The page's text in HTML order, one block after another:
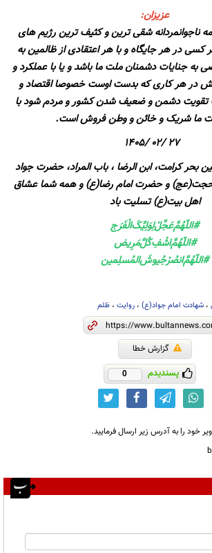
عزیزان:
ناجوانمردانه شقی ترین و کثیف ترین رژیم های
کسی در هر جایگاه و با هر اعتقادی از ظالمین به
به جنایات دشمنان ملت ما باشد و یا با عملکرد و
اش در هر کاری که بدست اوست خصوصا اقتصاد و
دشمن و ضعیف شدن کشور و مردم شود با
ما شریک و خائن و وطن فروش است.
27 /02 /1405
بحر کرامت، ابن الرضا ، باب المراد، حضرت جواد
و حضرت امام رضا(ع) و همه شما عشاق
اهل بیت(ع) تسلیت باد
#اللّهُمَّ‌عَجِّلْ‌لِوَلِيِّکَ‌الْفَرَج
#اللّهُمَّ‌اشْفِ‌کُلَّ‌مَرِیض
#اللّهُمَّ‌انصُرْ‌جُیوشَ‌المُسلِمين
، شهادت امام جواد(ع) ، روایت ، ظلم
گزارش خطا
پسندیدم 0
خود را به آدرس زیر ارسال فرمایید.